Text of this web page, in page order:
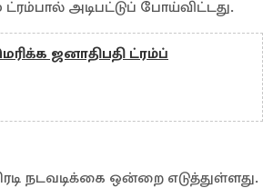
அடிபட்டுப் போய்விட்டது.
ஜனாதிபதி ட்ரம்ப்
நடவடிக்கை ஒன்றை எடுத்துள்ளது.